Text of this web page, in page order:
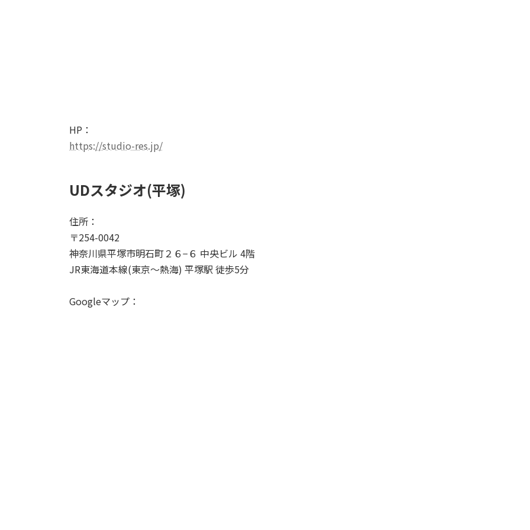
HP：
https://studio-res.jp/
UDスタジオ(平塚)
住所：
〒254-0042
神奈川県平塚市明石町２６−６ 中央ビル 4階
JR東海道本線(東京～熱海) 平塚駅 徒歩5分
Googleマップ：